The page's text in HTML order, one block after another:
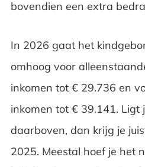
bovendien een extra
In 2026 gaat het
omhoog voor
inkomen tot € 29.736 en
inkomen tot € 39.141. Ligt
daarboven, dan krijg je
2025. Meestal hoef je het